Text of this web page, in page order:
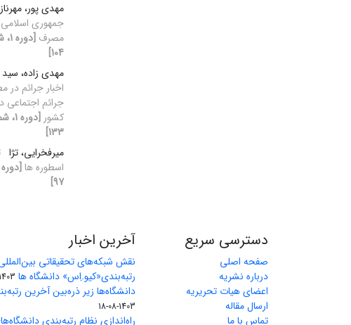
مهدی پور، مهرناز
جمهوری اسلامی
مصرف
104]
مهدی زاده،
اخبار جرائم در
جرائم اجتماعی
کشور
133]
میرفخرایی، تژا
اسطوره ها
97]
دسترسی سریع
صفحه اصلی
درباره نشریه
اعضای هیات تحریریه
ارسال مقاله
تماس با ما
آخرین اخبار
نقش شبکه‌های تحقیقاتی
رتبه‌بندی«کیو.اِس» دانشگاه ها 11-19
دانشگاه‌ها زیر ذره‌بین آخرین
1403-08-18
راه‌اندازی نظام رتبه‌بندی